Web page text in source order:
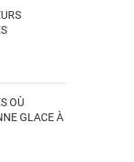
OÙ
GLACE À